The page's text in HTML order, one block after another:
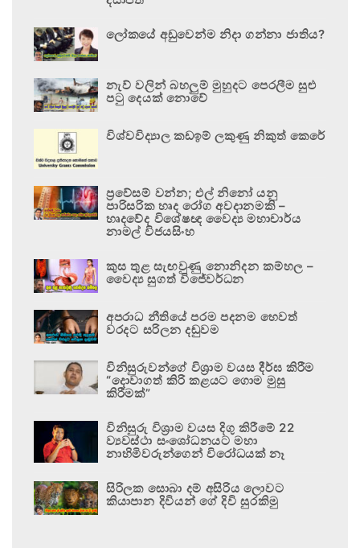
ලෝකයේ අඩුවෙන්ම නිදා ගන්නා ජාතිය?
නැව් වලින් බහලුම් මුහුදට පෙරලීම සුළු
පටු දෙයක් නොවේ
විශ්වවිද්‍යාල කඩඉම් ලකුණු නිකුත් කෙරේ
ප්‍රවේසම් වන්න; එල් නිනෝ යනු
පාරිසරික හෘද රෝග අවදානමකි –
හෘදවේද විශේෂඥ වෛද්‍ය මහාචාර්ය
නාමල් විජයසිංහ
කුස තුළ සැඟවුණු නොනිදන කම්හල –
වෛද්‍ය සුගත් විජේවර්ධන
අපරාධ නීතියේ පරම පදනම හෙවත්
වරදට සරිලන දඬුවම
විනිසුරුවන්ගේ විශ්‍රාම වයස දීර්ඝ කිරීම
“දොවාගත් කිරි කළයට ගොම මුසු
කිරීමක්”
විනිසුරු විශ්‍රාම වයස දිගු කිරීමේ 22
ව්‍යවස්ථා සංශෝධනයට මහා
නාහිමිවරුන්ගෙන් විරෝධයක් නෑ
සිරිලක සොබා දම් අසිරිය ලොවට
කියාපාන දිවියන් ගේ දිවි සුරකිමු